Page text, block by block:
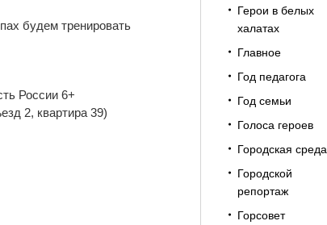
будем тренировать
России 6+
2, квартира 39)
Герои в белых
халатах
Главное
Год педагога
Год семьи
Голоса героев
Городская среда
Городской
репортаж
Горсовет